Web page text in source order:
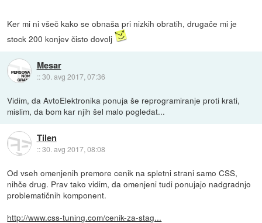
Ker mi ni všeč kako se obnaša pri nizkih obratih, drugače mi je
stock 200 konjev čisto dovolj
Mesar
::30. avg 2017, 07:36
Vidim, da AvtoElektronika ponuja še reprogramiranje proti krati,
mislim, da bom kar njih šel malo pogledat...
Tilen
::30. avg 2017, 08:08
Od vseh omenjenih premore cenik na spletni strani samo CSS,
nihče drug. Prav tako vidim, da omenjeni tudi ponujajo nadgradnjo
problematičnih komponent.
http://www.css-tuning.com/cenik-za-stag...